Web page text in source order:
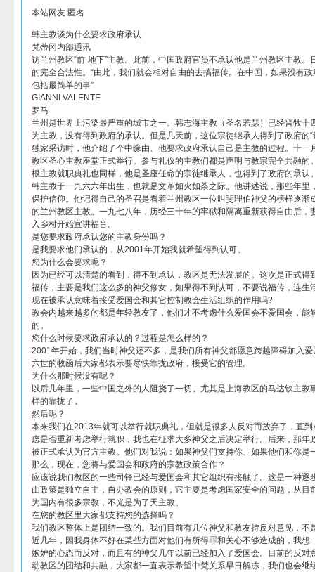
本站网友 匿名
韩主教谈为什么要求政府承认
梵蒂冈内部通讯
访兰州教区“前-地下”主教。此前，中国政府官员不承认他是兰州教区主教
的完全合法性。“由此，我们就会相对自由的去搞福传。在中国，如果没有
包括最简单的事”
GIANNI VALENTE
罗马
兰州是世界上污染最严重的城市之一。韩志海主教（圣名若瑟）已经晋牧十
为主教，没有得到政府的承认。但是几天前，这位宗徒继承人得到了政府的
独家采访时，他介绍了个中缘由、他要求政府承认自己是主教的过程。十一
教区圣心主教座堂正式举行。参与礼仪的主教们都是声明与教宗完全共融的
根主教就职典礼也同样，他是圣座任命的宗徒继承人，也得到了政府的承认
韩主教于一九六六年出生，也就是文革如火如荼之际。他讲述说，那些年里
保护信仰。他记得自己的圣召是看着兰州教区一位叫斐理伯神父的榜样逐渐
的兰州教区主教。一九七八年，历经三十年的牢狱和隔离重新获得自由后，
入乡村开始宣讲福音。
是您要求政府承认您的主教身份吗？
是我要求他们承认的，从2001年开始我就希望得到认可。
您为什么会要求呢？
因为已经可以清楚的看到，得不到承认，教区是无法发展的。这次是正式得
福传，主要是我们这么多的神父修女，如果得不到认可，不要说福传，连生
现在被承认意味着接受爱国会和其它控制教会生活组织的作用吗?
教会内越来越多的都是年轻教友了，他们才不考虑什么爱国会不爱国会，能
的。
您什么时候要求政府承认的？过程是怎么样的？
2001年开始，我们当时神父还不多，是我们所有神父都愿意跨越障碍加入
六世的牧函后大家都表示要尽快靠拢政府，接受它的管理。
为什么那时候没有呢？
以后几年里，一些中国之外的人阻挠了一切。尤其是上海教区的马达钦主教
样的靠拢了。
然后呢？
本来我们在2013年就可以举行就职典礼，但就是很多人反对而放弃了，直
虑是否重新考虑举行就职，我也在征求大多神父之后决定举行。后来，那年
被正式承认为官方主教。他们对我说：如果神父们支持你、如果他们和你是
那么，现在，您将与爱国会和政府的宗教政策合作？
应该说我们教区的一些司铎已经与爱国会和其它组织有接触了。这是一种逐
由政策是独立自主，自办教会的原则，它主要是考虑国家安全的问题，从目
为国内有很多宗教，不光是为了天主教。
在您的教区里大家都支持您的选择吗？
我们教区整体上是团结一致的。我们目前有几位神父和教友持反对意见，不
近几年，因我身体不好在某些方面对他们有所得罪和关心不够造成的，我想
嫉妒的心态而反对，而且有的神父几年以前已经加入了爱国会。目前的反对
动教区的团结和共融，大家都一直表示希望中梵关系早日解冻，我们也会继